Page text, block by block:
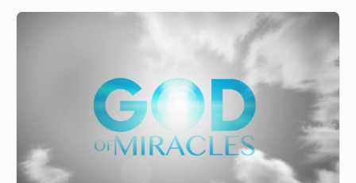
Mujizat